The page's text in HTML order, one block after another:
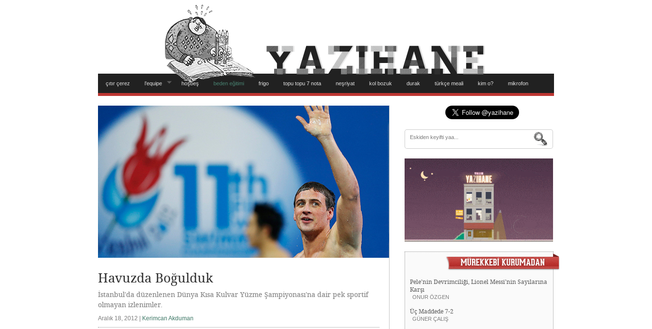
çıtır çerez l’equipe hoşbeş beden eğitimi frigo topu topu 7 nota neşriyat kol bozuk durak türkçe meali kim o? mikrofon
Havuzda Boğulduk
İstanbul'da düzenlenen Dünya Kısa Kulvar Yüzme Şampiyonası'na dair pek sportif
olmayan izlenimler.
Aralık 18, 2012 | Kerimcan Akduman
Pele’nin Devrimciliği, Lionel Messi’nin Sayılarına
Karşı
ONUR ÖZGEN
Üç Maddede 7-2
GÜNER ÇALIŞ